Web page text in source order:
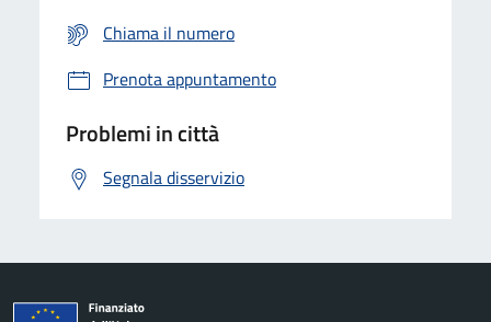
Chiama il numero
Prenota appuntamento
Problemi in città
Segnala disservizio